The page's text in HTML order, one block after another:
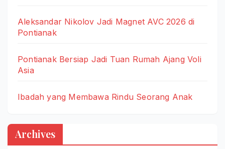
Aleksandar Nikolov Jadi Magnet AVC 2026 di
Pontianak
Pontianak Bersiap Jadi Tuan Rumah Ajang Voli
Asia
Ibadah yang Membawa Rindu Seorang Anak
Archives